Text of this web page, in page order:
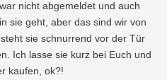
nicht abgemeldet und auch
sie geht, aber das sind wir von
sie schnurrend vor der Tür
Ich lasse sie kurz bei Euch und
kaufen, ok?!